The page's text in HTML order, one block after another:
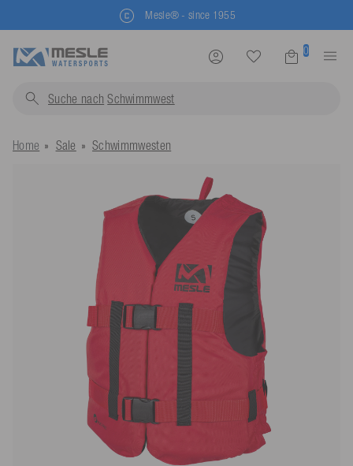
Mesle® - since 1955
0
Suche nach Schwimmwesten...
Home Sale Schwimmwesten